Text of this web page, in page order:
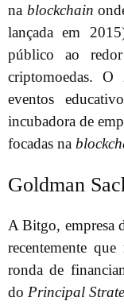
na blockchain
lançada em
público ao
criptomoedas. O
eventos
incubadora de
focadas na
Goldman
A Bitgo, empresa
recentemente
ronda de
do Principal